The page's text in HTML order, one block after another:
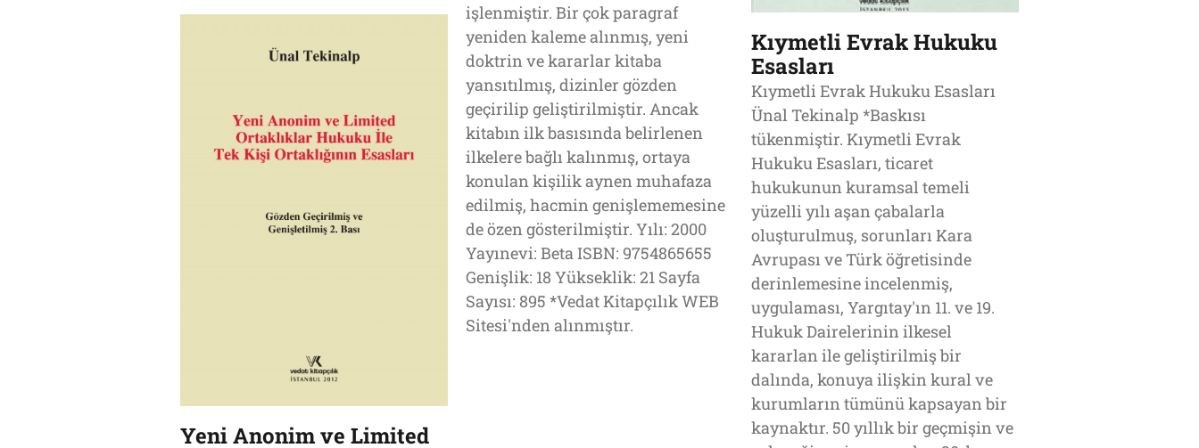
işlenmiştir. Bir çok paragraf
yeniden kaleme alınmış, yeni
doktrin ve kararlar kitaba
yansıtılmış, dizinler gözden
geçirilip geliştirilmiştir. Ancak
kitabın ilk basısında belirlenen
ilkelere bağlı kalınmış, ortaya
konulan kişilik aynen muhafaza
edilmiş, hacmin genişlememesine
de özen gösterilmiştir. Yılı: 2000
Yayınevi: Beta ISBN: 9754865655
Genişlik: 18 Yükseklik: 21 Sayfa
Sayısı: 895 *Vedat Kitapçılık WEB
Sitesi'nden alınmıştır.
Kıymetli Evrak Hukuku
Esasları
Kıymetli Evrak Hukuku Esasları
Ünal Tekinalp *Baskısı
tükenmiştir. Kıymetli Evrak
Hukuku Esasları, ticaret
hukukunun kuramsal temeli
yüzelli yılı aşan çabalarla
oluşturulmuş, sorunları Kara
Avrupası ve Türk öğretisinde
derinlemesine incelenmiş,
uygulaması, Yargıtay'ın 11. ve 19.
Hukuk Dairelerinin ilkesel
kararlan ile geliştirilmiş bir
dalında, konuya ilişkin kural ve
kurumların tümünü kapsayan bir
kaynaktır. 50 yıllık bir geçmişin ve
Yeni Anonim ve Limited